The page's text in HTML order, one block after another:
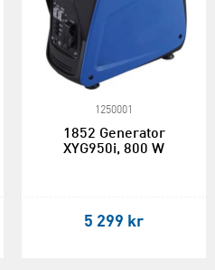
1250001
1852 Generator
XYG950i, 800 W
5 299 kr